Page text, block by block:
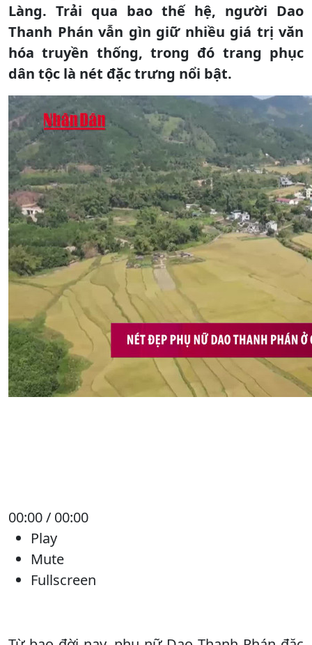
Làng. Trải qua bao thế hệ, người Dao
Thanh Phán vẫn gìn giữ nhiều giá trị văn
hóa truyền thống, trong đó trang phục
dân tộc là nét đặc trưng nổi bật.
00:00 / 00:00
Play
Mute
Fullscreen